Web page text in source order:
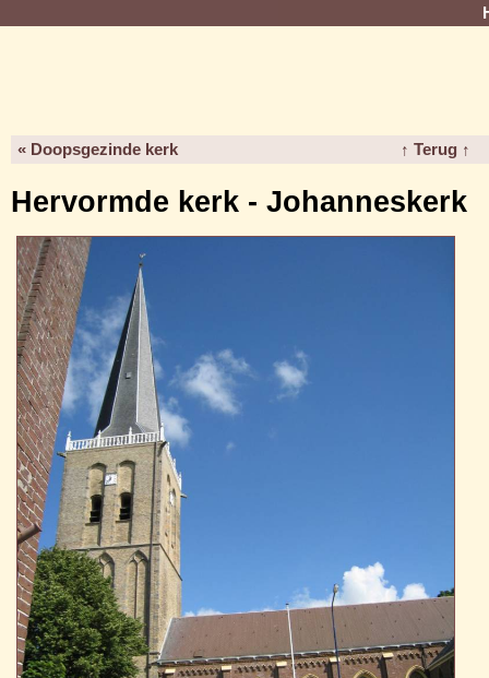
« Doopsgezinde kerk ↑ Terug ↑
Hervormde kerk - Johanneskerk